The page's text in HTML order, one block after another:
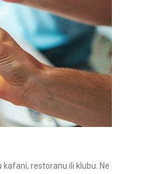
restoranu ili klubu. Ne